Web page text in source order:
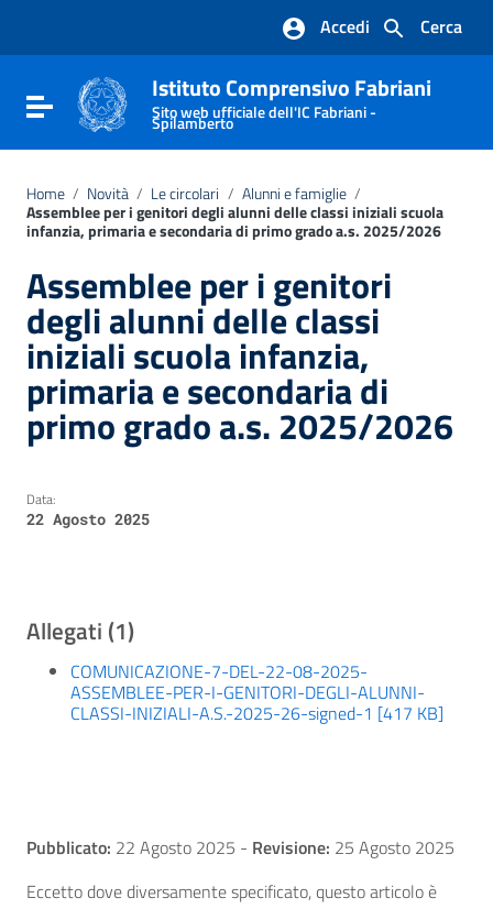
Vai al footer
Cerca
Accedi
Attiva / disattiva la navigazione
Istituto Comprensivo Fabriani
Sito web ufficiale dell'IC Fabriani -
Spilamberto
Home / Novità / Le circolari / Alunni e famiglie /
Assemblee per i genitori degli alunni delle classi iniziali scuola
infanzia, primaria e secondaria di primo grado a.s. 2025/2026
Assemblee per i genitori
degli alunni delle classi
iniziali scuola infanzia,
primaria e secondaria di
primo grado a.s. 2025/2026
Data:
22 Agosto 2025
Allegati (1)
COMUNICAZIONE-7-DEL-22-08-2025-
ASSEMBLEE-PER-I-GENITORI-DEGLI-ALUNNI-
CLASSI-INIZIALI-A.S.-2025-26-signed-1 [417 KB]
Pubblicato: 22 Agosto 2025 - Revisione: 25 Agosto 2025
Eccetto dove diversamente specificato, questo articolo è